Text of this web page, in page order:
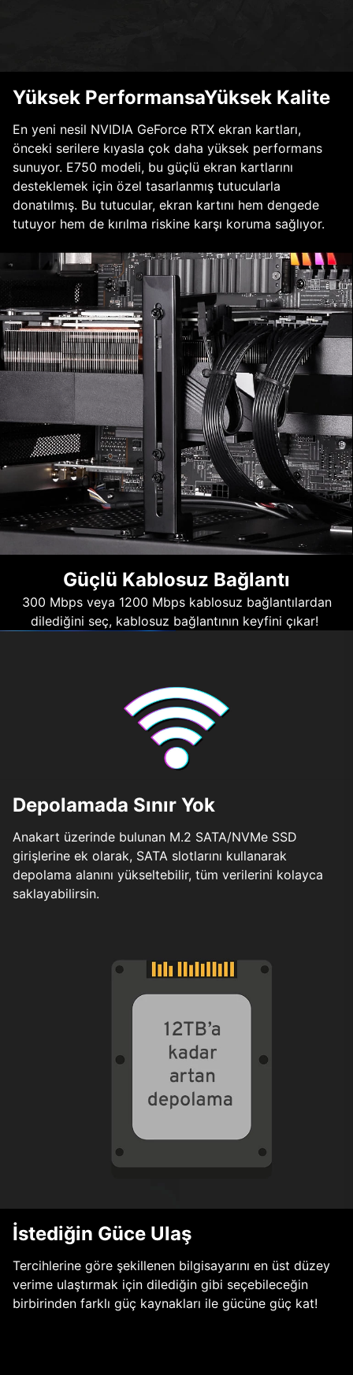
Yüksek PerformansaYüksek Kalite
En yeni nesil NVIDIA GeForce RTX ekran kartları,
önceki serilere kıyasla çok daha yüksek performans
sunuyor. E750 modeli, bu güçlü ekran kartlarını
desteklemek için özel tasarlanmış tutucularla
donatılmış. Bu tutucular, ekran kartını hem dengede
tutuyor hem de kırılma riskine karşı koruma sağlıyor.
Güçlü Kablosuz Bağlantı
300 Mbps veya 1200 Mbps kablosuz bağlantılardan
dilediğini seç, kablosuz bağlantının keyfini çıkar!
Depolamada Sınır Yok
Anakart üzerinde bulunan M.2 SATA/NVMe SSD
girişlerine ek olarak, SATA slotlarını kullanarak
depolama alanını yükseltebilir, tüm verilerini kolayca
saklayabilirsin.
İstediğin Güce Ulaş
Tercihlerine göre şekillenen bilgisayarını en üst düzey
verime ulaştırmak için dilediğin gibi seçebileceğin
birbirinden farklı güç kaynakları ile gücüne güç kat!